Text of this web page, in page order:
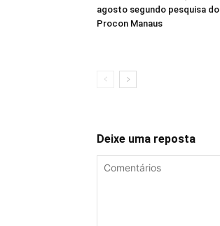
agosto segundo pesquisa do
Procon Manaus
Deixe uma reposta